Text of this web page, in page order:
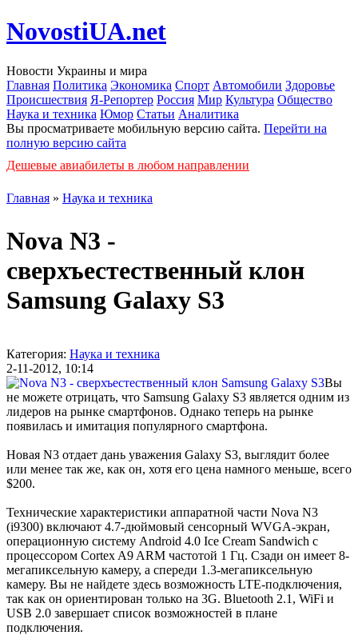
NovostiUA.net
Новости Украины и мира
Главная Политика Экономика Спорт Автомобили Здоровье
Происшествия Я-Репортер Россия Мир Культура Общество
Наука и техника Юмор Статьи Аналитика
Вы просматриваете мобильную версию сайта. Перейти на
полную версию сайта
Дешевые авиабилеты в любом направлении
Главная » Наука и техника
Nova N3 -
сверхъестественный клон
Samsung Galaxy S3
Категория: Наука и техника
2-11-2012, 10:14
Вы
не можете отрицать, что Samsung Galaxy S3 является одним из
лидеров на рынке смартфонов. Однако теперь на рынке
появилась и имитация популярного смартфона.
Новая N3 отдает дань уважения Galaxy S3, выглядит более
или менее так же, как он, хотя его цена намного меньше, всего
$200.
Технические характеристики аппаратной части Nova N3
(i9300) включают 4.7-дюймовый сенсорный WVGA-экран,
операционную систему Android 4.0 Ice Cream Sandwich с
процессором Cortex A9 ARM частотой 1 Гц. Сзади он имеет 8-
мегапиксельную камеру, а спереди 1.3-мегапиксельную
камеру. Вы не найдете здесь возможность LTE-подключения,
так как он ориентирован только на 3G. Bluetooth 2.1, WiFi и
USB 2.0 завершает список возможностей в плане
подключения.